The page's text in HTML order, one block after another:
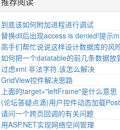
到底该如何附加进程进行调试
高手们帮忙说说这样设计数据库的风
过虑xml 非法字符,该怎么解决
GridView控件解决思路
上面的target="leftFrame"是什么意思
请问一个跨页回调的有关问题
用ASP.NET实现网络空间管理